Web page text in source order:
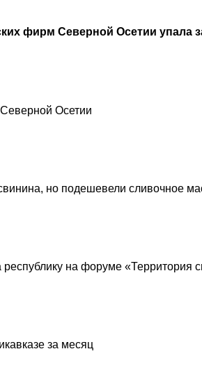
фирм Северной Осетии упала
Осетии
но подешевели сливочное
на форуме «Территория
за месяц